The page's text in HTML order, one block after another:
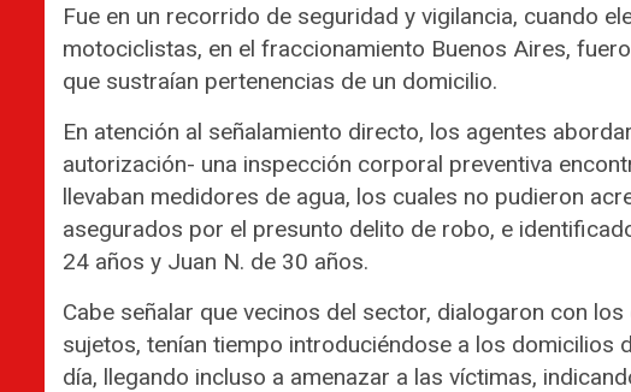
Fue en un recorrido de seguridad y vigilancia, cuando
motociclistas, en el fraccionamiento Buenos Aires,
que sustraían pertenencias de un domicilio.
En atención al señalamiento directo, los agentes
autorización- una inspección corporal preventiva
llevaban medidores de agua, los cuales no pudieron
asegurados por el presunto delito de robo, e
24 años y Juan N. de 30 años.
Cabe señalar que vecinos del sector, dialogaron con
sujetos, tenían tiempo introduciéndose a los domicilios
día, llegando incluso a amenazar a las víctimas,